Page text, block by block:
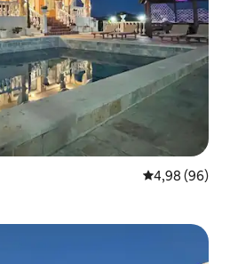
Évaluation
4,98 (96)